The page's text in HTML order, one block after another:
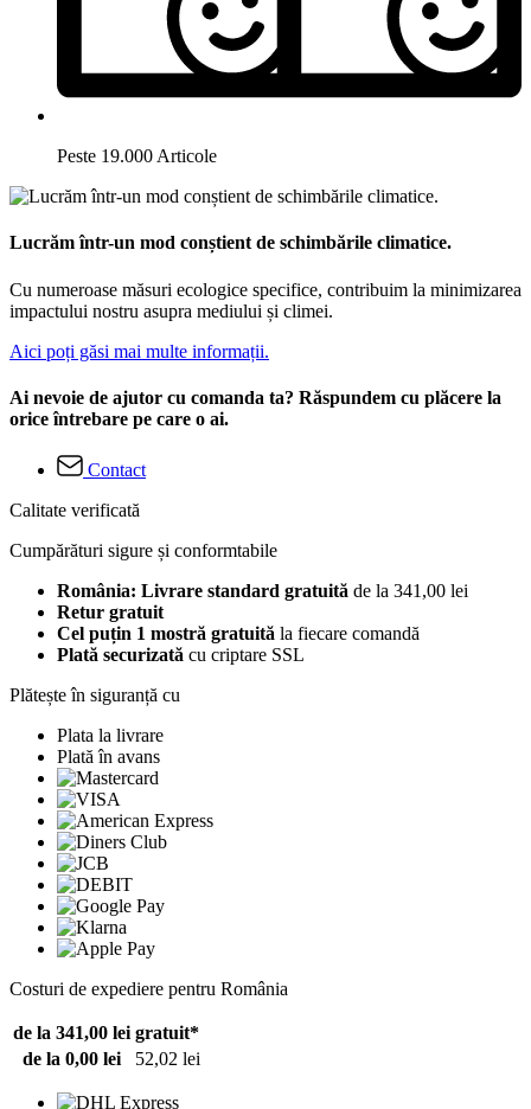
Peste 19.000 Articole
Lucrăm într-un mod conștient de schimbările climatice.
Cu numeroase măsuri ecologice specifice, contribuim la minimizarea
impactului nostru asupra mediului și climei.
Aici poți găsi mai multe informații.
Ai nevoie de ajutor cu comanda ta? Răspundem cu plăcere la
orice întrebare pe care o ai.
Contact
Calitate verificată
Cumpărături sigure și conformtabile
România: Livrare standard gratuită de la 341,00 lei
Retur gratuit
Cel puțin 1 mostră gratuită la fiecare comandă
Plată securizată cu criptare SSL
Plătește în siguranță cu
Plata la livrare
Plată în avans
Costuri de expediere pentru România
de la 341,00 lei gratuit*
de la 0,00 lei
52,02 lei